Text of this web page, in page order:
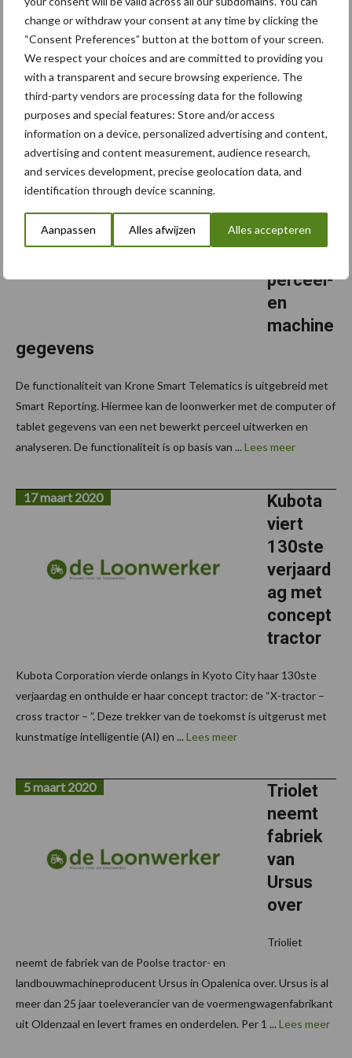
change or withdraw your consent at any time by clicking the
“Consent Preferences” button at the bottom of your screen.
We respect your choices and are committed to providing you
with a transparent and secure browsing experience. The
third-party vendors are processing data for the following
purposes and special features: Store and/or access
information on a device, personalized advertising and content,
advertising and content measurement, audience research,
and services development, precise geolocation data, and
identification through device scanning.
Aanpassen Alles afwijzen Alles accepteren
2021
zijn full liner-strategie. Daarin kadert ook de productie en verkoop
van de Fendt Ideal-maaidorser. In een interview met het Duitse
maandblad Lohnunternehmen vertelt ...Lees meer
Krone
satelliet
beelden
perceel-
en
machine
gegevens
17 maart 2020
De functionaliteit van Krone Smart Telematics is uitgebreid met
Smart Reporting. Hiermee kan de loonwerker met de computer of
tablet gegevens van een net bewerkt perceel uitwerken en
analyseren. De functionaliteit is op basis van ... Lees meer
Kubota
viert
130ste
verjaard
ag met
concept
tractor
17 maart 2020
Kubota Corporation vierde onlangs in Kyoto City haar 130ste
verjaardag en onthulde er haar concept tractor: de “X-tractor –
cross tractor – ”. Deze trekker van de toekomst is uitgerust met
kunstmatige intelligentie (AI) en ... Lees meer
Triolet
neemt
fabriek
van
Ursus
over
5 maart 2020
Trioliet
neemt de fabriek van de Poolse tractor- en
landbouwmachineproducent Ursus in Opalenica over. Ursus is al
meer dan 25 jaar toeleverancier van de voermengwagenfabrikant
uit Oldenzaal en levert frames en onderdelen. Per 1 ... Lees meer